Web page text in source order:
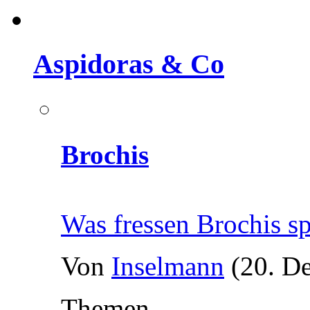
Aspidoras & Co
Brochis
Was fressen Brochis
Von Inselmann (20.